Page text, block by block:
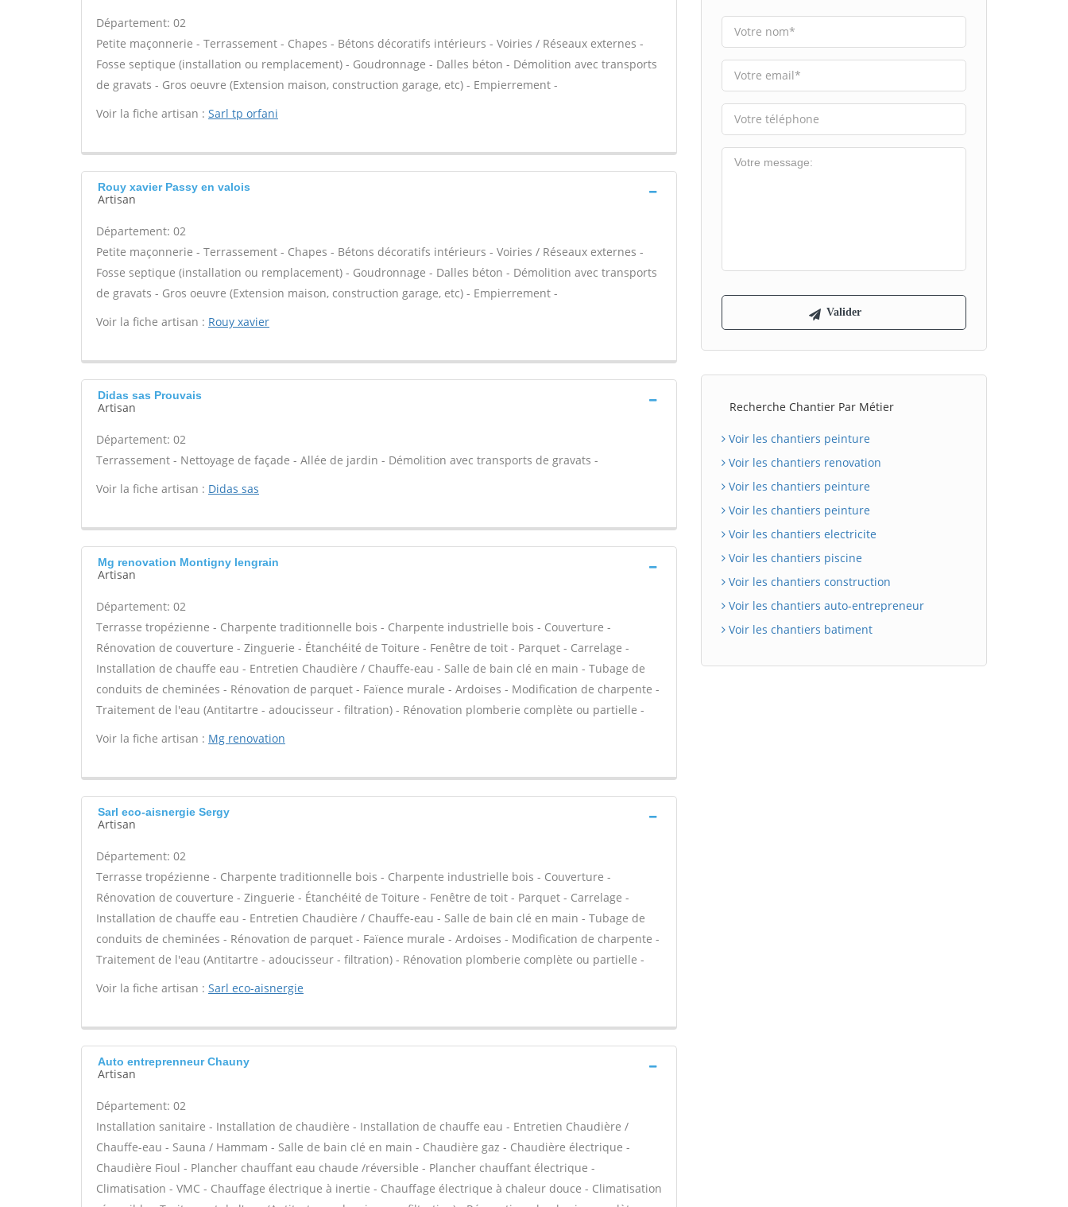
Département: 02
Petite maçonnerie - Terrassement - Chapes - Bétons décoratifs intérieurs - Voiries / Réseaux externes -
Fosse septique (installation ou remplacement) - Goudronnage - Dalles béton - Démolition avec transports
de gravats - Gros oeuvre (Extension maison, construction garage, etc) - Empierrement -
Voir la fiche artisan : Sarl tp orfani
Rouy xavier Passy en valois
Artisan
Département: 02
Petite maçonnerie - Terrassement - Chapes - Bétons décoratifs intérieurs - Voiries / Réseaux externes -
Fosse septique (installation ou remplacement) - Goudronnage - Dalles béton - Démolition avec transports
de gravats - Gros oeuvre (Extension maison, construction garage, etc) - Empierrement -
Voir la fiche artisan : Rouy xavier
Didas sas Prouvais
Artisan
Département: 02
Terrassement - Nettoyage de façade - Allée de jardin - Démolition avec transports de gravats -
Voir la fiche artisan : Didas sas
Mg renovation Montigny lengrain
Artisan
Département: 02
Terrasse tropézienne - Charpente traditionnelle bois - Charpente industrielle bois - Couverture -
Rénovation de couverture - Zinguerie - Étanchéité de Toiture - Fenêtre de toit - Parquet - Carrelage -
Installation de chauffe eau - Entretien Chaudière / Chauffe-eau - Salle de bain clé en main - Tubage de
conduits de cheminées - Rénovation de parquet - Faïence murale - Ardoises - Modification de charpente -
Traitement de l'eau (Antitartre - adoucisseur - filtration) - Rénovation plomberie complète ou partielle -
Voir la fiche artisan : Mg renovation
Sarl eco-aisnergie Sergy
Artisan
Département: 02
Terrasse tropézienne - Charpente traditionnelle bois - Charpente industrielle bois - Couverture -
Rénovation de couverture - Zinguerie - Étanchéité de Toiture - Fenêtre de toit - Parquet - Carrelage -
Installation de chauffe eau - Entretien Chaudière / Chauffe-eau - Salle de bain clé en main - Tubage de
conduits de cheminées - Rénovation de parquet - Faïence murale - Ardoises - Modification de charpente -
Traitement de l'eau (Antitartre - adoucisseur - filtration) - Rénovation plomberie complète ou partielle -
Voir la fiche artisan : Sarl eco-aisnergie
Auto entreprenneur Chauny
Artisan
Département: 02
Installation sanitaire - Installation de chaudière - Installation de chauffe eau - Entretien Chaudière /
Chauffe-eau - Sauna / Hammam - Salle de bain clé en main - Chaudière gaz - Chaudière électrique -
Chaudière Fioul - Plancher chauffant eau chaude /réversible - Plancher chauffant électrique -
Climatisation - VMC - Chauffage électrique à inertie - Chauffage électrique à chaleur douce - Climatisation
Recherche Chantier Par Métier
Voir les chantiers peinture
Voir les chantiers renovation
Voir les chantiers peinture
Voir les chantiers peinture
Voir les chantiers electricite
Voir les chantiers piscine
Voir les chantiers construction
Voir les chantiers auto-entrepreneur
Voir les chantiers batiment